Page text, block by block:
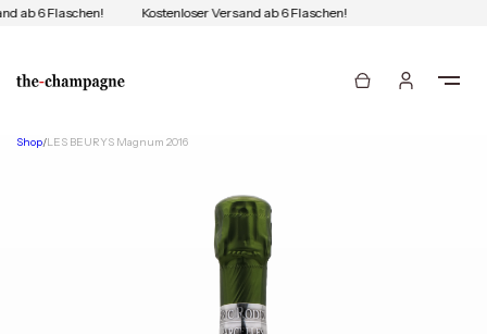
ab 6 Flaschen! Kostenloser Versand ab 6 Flaschen!
Shop/LES BEURYS Magnum 2016